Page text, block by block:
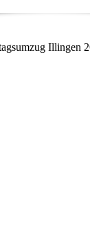
Illingen